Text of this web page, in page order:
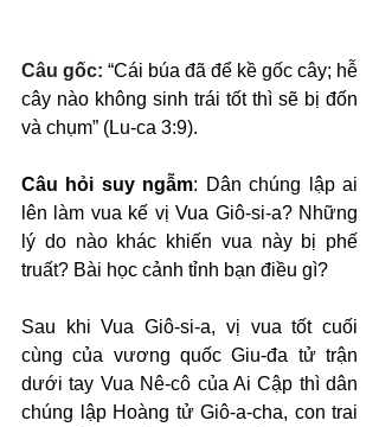
Câu gốc: “Cái búa đã để kề gốc cây; hễ
cây nào không sinh trái tốt thì sẽ bị đốn
và chụm” (Lu-ca 3:9).
Câu hỏi suy ngẫm: Dân chúng lập ai
lên làm vua kế vị Vua Giô-si-a? Những
lý do nào khác khiến vua này bị phế
truất? Bài học cảnh tỉnh bạn điều gì?
Sau khi Vua Giô-si-a, vị vua tốt cuối
cùng của vương quốc Giu-đa tử trận
dưới tay Vua Nê-cô của Ai Cập thì dân
chúng lập Hoàng tử Giô-a-cha, con trai